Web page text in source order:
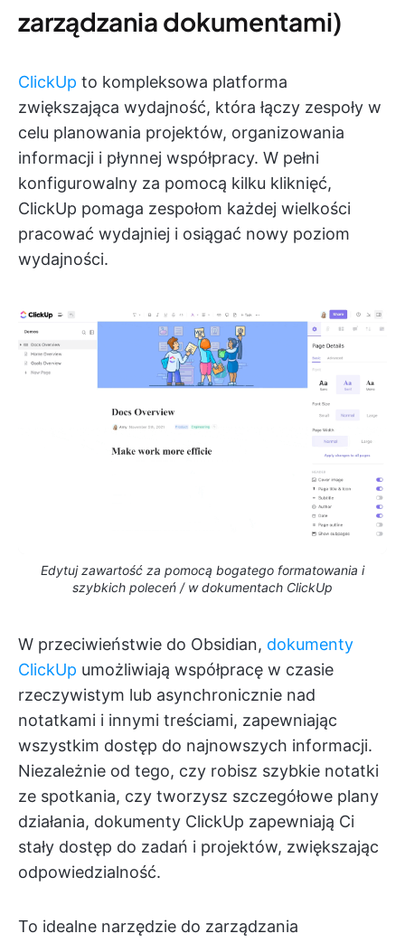
zarządzania dokumentami)
ClickUp to kompleksowa platforma
zwiększająca wydajność, która łączy zespoły w
celu planowania projektów, organizowania
informacji i płynnej współpracy. W pełni
konfigurowalny za pomocą kilku kliknięć,
ClickUp pomaga zespołom każdej wielkości
pracować wydajniej i osiągać nowy poziom
wydajności.
Edytuj zawartość za pomocą bogatego formatowania i
szybkich poleceń / w dokumentach ClickUp
W przeciwieństwie do Obsidian, dokumenty
ClickUp umożliwiają współpracę w czasie
rzeczywistym lub asynchronicznie nad
notatkami i innymi treściami, zapewniając
wszystkim dostęp do najnowszych informacji.
Niezależnie od tego, czy robisz szybkie notatki
ze spotkania, czy tworzysz szczegółowe plany
działania, dokumenty ClickUp zapewniają Ci
stały dostęp do zadań i projektów, zwiększając
odpowiedzialność.
To idealne narzędzie do zarządzania